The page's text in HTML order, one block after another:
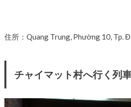
住所：Quang Trung, Phường 10, Tp.
チャイマット村へ行く列